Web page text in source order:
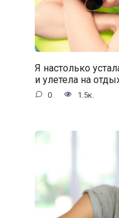
Я настолько
и улетела на
0 1.5к.